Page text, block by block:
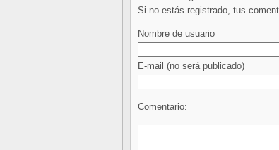
Si no estás registrado, tus
Nombre de usuario
E-mail (no será publicado)
Comentario: